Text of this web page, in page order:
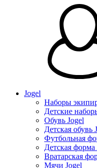
Jogel
Наборы
Детские
Обувь Jogel
Детская обувь
Футбольная
Детская форма
Вратарская
Мячи Jogel